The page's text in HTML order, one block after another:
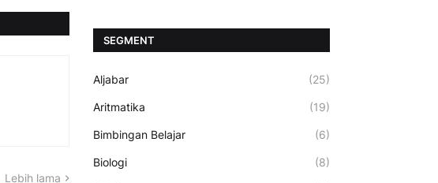
Lebih lama
SEGMENT
Aljabar (25)
Aritmatika (19)
Bimbingan Belajar (6)
Biologi (8)